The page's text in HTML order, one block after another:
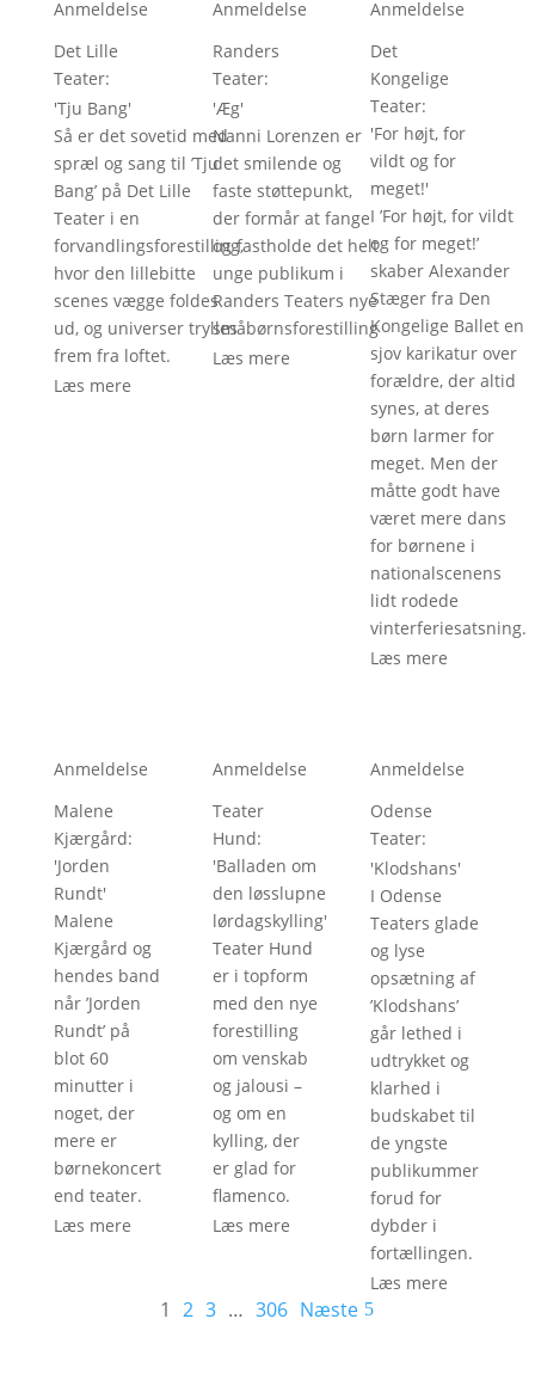
Anmeldelse
Det Lille
Teater:
'Tju Bang'
Så er det sovetid med
spræl og sang til ’Tju
Bang’ på Det Lille
Teater i en
forvandlingsforestilling,
hvor den lillebitte
scenes vægge foldes
ud, og universer trylles
frem fra loftet.
Læs mere
Anmeldelse
Randers
Teater:
'Æg'
Nanni Lorenzen er
det smilende og
faste støttepunkt,
der formår at fange
og fastholde det helt
unge publikum i
Randers Teaters nye
småbørnsforestilling
Læs mere
Anmeldelse
Det
Kongelige
Teater:
'For højt, for
vildt og for
meget!'
I ’For højt, for vildt
og for meget!’
skaber Alexander
Stæger fra Den
Kongelige Ballet en
sjov karikatur over
forældre, der altid
synes, at deres
børn larmer for
meget. Men der
måtte godt have
været mere dans
for børnene i
nationalscenens
lidt rodede
vinterferiesatsning.
Læs mere
Anmeldelse
Malene
Kjærgård:
'Jorden
Rundt'
Malene
Kjærgård og
hendes band
når ’Jorden
Rundt’ på
blot 60
minutter i
noget, der
mere er
børnekoncert
end teater.
Læs mere
Anmeldelse
Teater
Hund:
'Balladen om
den løsslupne
lørdagskylling'
Teater Hund
er i topform
med den nye
forestilling
om venskab
og jalousi –
og om en
kylling, der
er glad for
flamenco.
Læs mere
Anmeldelse
Odense
Teater:
'Klodshans'
I Odense
Teaters glade
og lyse
opsætning af
’Klodshans’
går lethed i
udtrykket og
klarhed i
budskabet til
de yngste
publikummer
forud for
dybder i
fortællingen.
Læs mere
1 2 3 … 306 Næste